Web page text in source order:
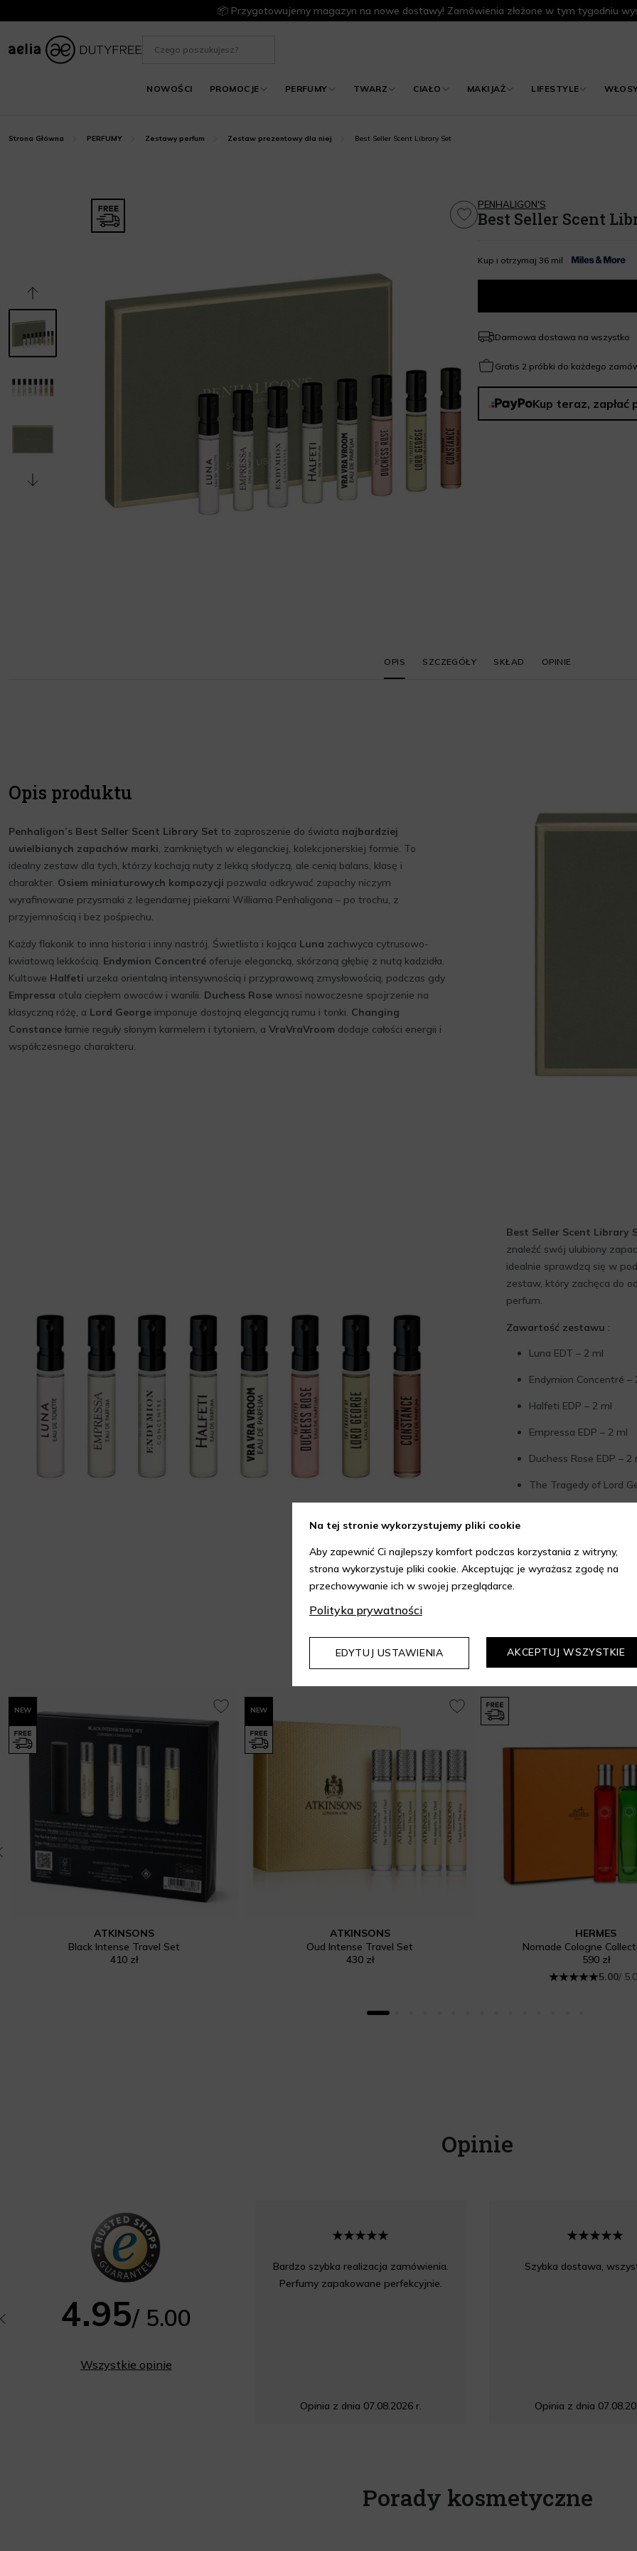
📦 Przygotowujemy magazyn na nowe dostawy! Zamówienia złożone w tym tygodniu
NOWOŚCI PROMOCJE PERFUMY TWARZ CIAŁO MAKIJAŻ LIFESTYLE
Strona Główna PERFUMY Zestawy perfum Zestaw prezentowy dla niej Best Seller Scent Library Set
PENHALIGON'S
Best Seller Scent
Kup i otrzymaj 36 mil
Darmowa dostawa na wszystko
Gratis 2 próbki do każdego
Kup teraz, zapłać
OPIS SZCZEGÓŁY SKŁAD OPINIE
Opis produktu
Penhaligon’s Best Seller Scent Library Set to zaproszenie do świata najbardziej
uwielbianych zapachów marki, zamkniętych w eleganckiej, kolekcjonerskiej formie. To
idealny zestaw dla tych, którzy kochają nuty z lekką słodyczą, ale cenią balans, klasę i
charakter. Osiem miniaturowych kompozycji pozwala odkrywać zapachy niczym
wyrafinowane przysmaki z legendarnej piekarni Williama Penhaligona – po trochu, z
przyjemnością i bez pośpiechu.
Każdy flakonik to inna historia i inny nastrój. Świetlista i kojąca Luna zachwyca cytrusowo-
kwiatową lekkością. Endymion Concentré oferuje elegancką, skórzaną głębię z nutą kadzidła.
Kultowe Halfeti urzeka orientalną intensywnością i przyprawową zmysłowością, podczas gdy
Empressa otula ciepłem owoców i wanilii. Duchess Rose wnosi nowoczesne spojrzenie na
klasyczną różę, a Lord George imponuje dostojną elegancją rumu i tonki. Changing
Constance łamie reguły słonym karmelem i tytoniem, a VraVraVroom dodaje całości energii i
współczesnego charakteru.
Best Seller Scent Library
znaleźć swój ulubiony
idealnie sprawdzą się w
zestaw, który zachęca do
perfum.
Zawartość zestawu :
Luna EDT – 2 ml
Endymion Concentré –
Halfeti EDP – 2 ml
Empressa EDP – 2 ml
Duchess Rose EDP – 2
The Tragedy of Lord
Mogą Cię zainteresować
NEW
ATKINSONS
Black Intense Travel Set
410 zł
NEW
ATKINSONS
Oud Intense Travel Set
430 zł
HERMES
Nomade Cologne
590 zł
5.00/
Opinie
4.95/ 5.00
Wszystkie opinie
Bardzo szybka realizacja zamówienia.
Perfumy zapakowane perfekcyjnie.
Opinia z dnia 07.08.2026 r.
Szybka dostawa,
Opinia z dnia
Porady kosmetyczne
Na tej stronie wykorzystujemy pliki cookie
Aby zapewnić Ci najlepszy komfort podczas korzystania z witryny,
strona wykorzystuje pliki cookie. Akceptując je wyrażasz zgodę na
przechowywanie ich w swojej przeglądarce.
Polityka prywatności
EDYTUJ USTAWIENIA AKCEPTUJ WSZYSTKIE